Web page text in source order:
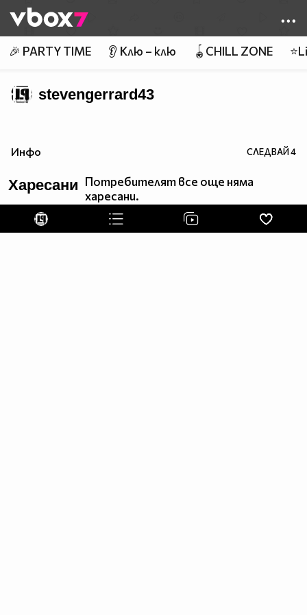
👾
🎉 PARTY TIME 👂 Клю – клю 🪀CHILL ZONE
stevengerrard43
Инфо СЛЕДВАЙ4
Харесани Потребителят все още няма
харесани.